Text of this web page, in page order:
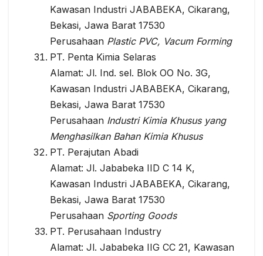
Kawasan Industri JABABEKA, Cikarang,
Bekasi, Jawa Barat 17530
Perusahaan Plastic PVC, Vacum Forming
PT. Penta Kimia Selaras
Alamat: Jl. Ind. sel. Blok OO No. 3G,
Kawasan Industri JABABEKA, Cikarang,
Bekasi, Jawa Barat 17530
Perusahaan Industri Kimia Khusus yang
Menghasilkan Bahan Kimia Khusus
PT. Perajutan Abadi
Alamat: Jl. Jababeka IID C 14 K,
Kawasan Industri JABABEKA, Cikarang,
Bekasi, Jawa Barat 17530
Perusahaan Sporting Goods
PT. Perusahaan Industry
Alamat: Jl. Jababeka IIG CC 21, Kawasan